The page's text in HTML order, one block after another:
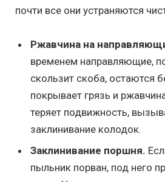
почти все они устраняются
Ржавчина на
временем направляющие,
скользит скоба, остаются
покрывает грязь и
теряет подвижность,
заклинивание колодок.
Заклинивание поршня.
пыльник порван, под него